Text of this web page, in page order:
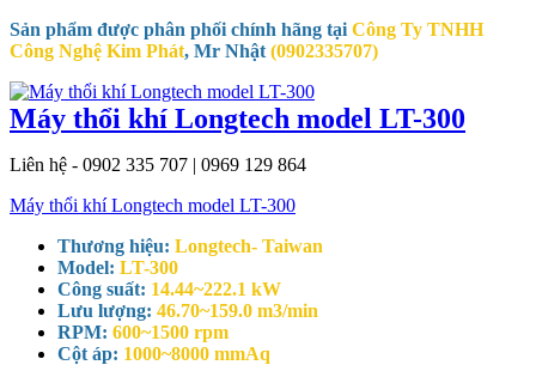
Sản phẩm được phân phối chính hãng tại Công Ty TNHH
Công Nghệ Kim Phát, Mr Nhật (0902335707)
Máy thổi khí Longtech model LT-300
Liên hệ - 0902 335 707 | 0969 129 864
Máy thổi khí Longtech model LT-300
Thương hiệu: Longtech- Taiwan
Model: LT-300
Công suất: 14.44~222.1 kW
Lưu lượng: 46.70~159.0 m3/min
RPM: 600~1500 rpm
Cột áp: 1000~8000 mmAq